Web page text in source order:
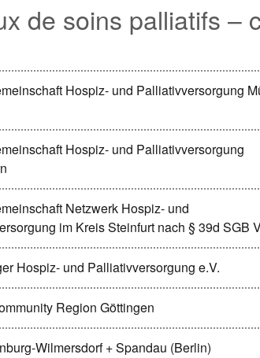
de soins palliatifs –
Hospiz- und Palliativversorgung
Hospiz- und Palliativversorgung
Netzwerk Hospiz- und
im Kreis Steinfurt nach § 39d SGB
Hospiz- und Palliativversorgung e.V.
Region Göttingen
Wilmersdorf + Spandau (Berlin)